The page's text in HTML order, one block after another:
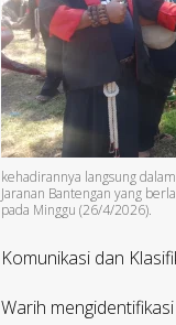
kehadirannya langsung
Jaranan Bantengan yang
pada Minggu (26/4/2026).
Komunikasi dan
Warih